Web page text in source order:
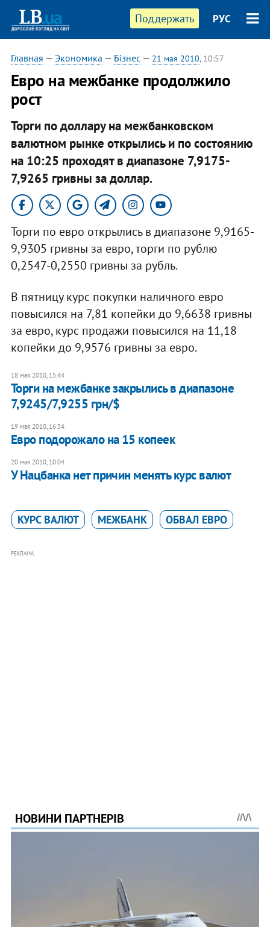
Поддержать РУС
Главная — Экономика — Бізнес— 21 мая 2010, 10:57
Евро на межбанке продолжило
рост
Торги по доллару на межбанковском
валютном рынке открылись и по состоянию
на 10:25 проходят в диапазоне 7,9175-
7,9265 гривны за доллар.
Торги по евро открылись в диапазоне 9,9165-
9,9305 гривны за евро, торги по рублю
0,2547-0,2550 гривны за рубль.
В пятницу курс покупки наличного евро
повысился на 7,81 копейки до 9,6638 гривны
за евро, курс продажи повысился на 11,18
копейки до 9,9576 гривны за евро.
18 мая 2010, 15:44
Торги на межбанке закрылись в диапазоне
7,9245/7,9255 грн/$
19 мая 2010, 16:34
Евро подорожало на 15 копеек
20 мая 2010, 10:04
У Нацбанка нет причин менять курс валют
КУРС ВАЛЮТ МЕЖБАНК ОБВАЛ ЕВРО
РЕКЛАМА